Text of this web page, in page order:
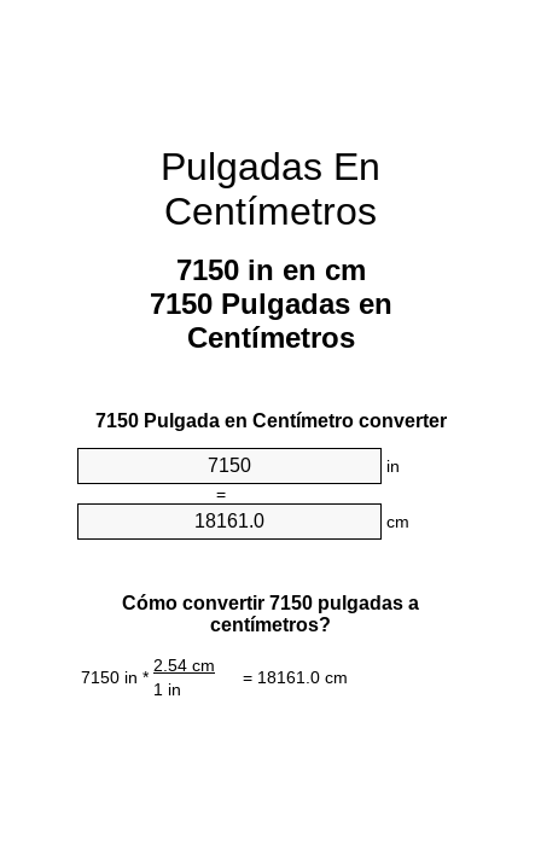
Pulgadas En
Centímetros
7150 in en cm
7150 Pulgadas en
Centímetros
7150 Pulgada en Centímetro converter
in
=
cm
Cómo convertir 7150 pulgadas a
centímetros?
7150 in *
2.54 cm
= 18161.0 cm
1 in